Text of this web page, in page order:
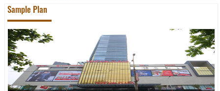
Sample Plan